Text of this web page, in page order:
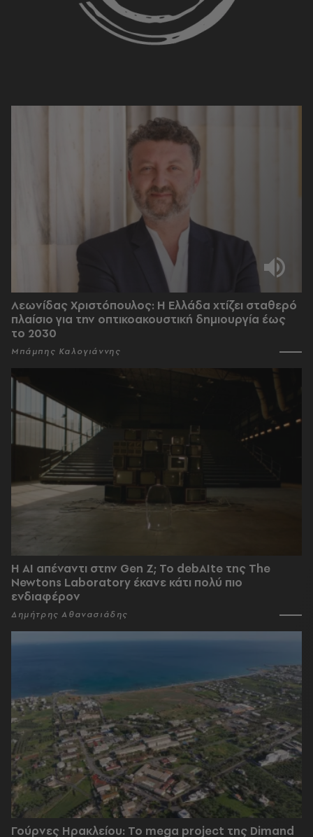
Λεωνίδας Χριστόπουλος: Η Ελλάδα χτίζει σταθερό
πλαίσιο για την οπτικοακουστική δημιουργία έως
το 2030
Μπάμπης Καλογιάννης
Η AI απέναντι στην Gen Z; Το debAIte της The
Newtons Laboratory έκανε κάτι πολύ πιο
ενδιαφέρον
Δημήτρης Αθανασιάδης
Γούρνες Ηρακλείου: To mega project της Dimand